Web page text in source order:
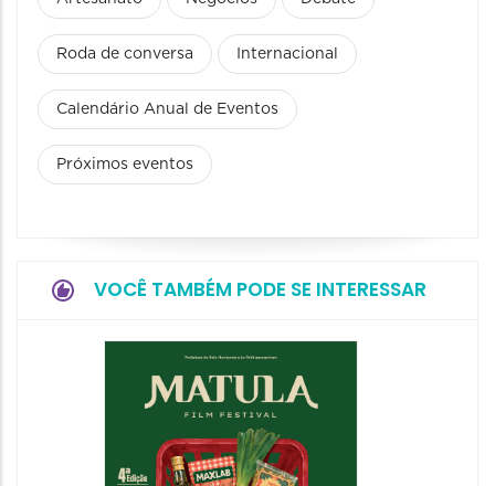
Roda de conversa Internacional
Calendário Anual de Eventos
Próximos eventos
VOCÊ TAMBÉM PODE SE INTERESSAR